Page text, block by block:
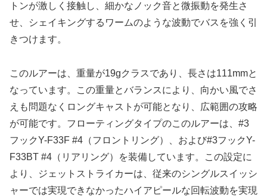
トンが激しく接触し、細かなノック音と微振動を発生さ
せ、シェイキングするワームのような波動でバスを強く引
きつけます。
このルアーは、重量が19gクラスであり、長さは111mmと
なっています。この重量とバランスにより、向かい風でさ
えも問題なくロングキャストが可能となり、広範囲の攻略
が可能です。フローティングタイプのこのルアーは、#3
フックY-F33F #4（フロントリング）、および#3フックY-
F33BT #4（リアリング）を装備しています。この設定に
より、ジェットストライカーは、従来のシングルスイッシ
ャーでは実現できなかったハイアピールな回転波動を実現